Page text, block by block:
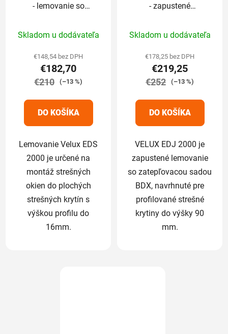
- lemovanie so
hodnotenie
produktu
je
5,0
5
hviezdičiek.
Skladom u dodávateľa
€148,54 bez DPH
€182,70
€210 (–13 %)
DO KOŠÍKA
Lemovanie Velux EDS
2000 je určené na
montáž strešných
okien do plochých
strešných krytín s
výškou profilu do
16mm.
- zapustené
hodnotenie
produktu
je
5,0
5
hviezdičiek.
Skladom u dodávateľa
€178,25 bez DPH
€219,25
€252 (–13 %)
DO KOŠÍKA
VELUX EDJ 2000 je
zapustené lemovanie
so zatepľovacou sadou
BDX, navrhnuté pre
profilované strešné
krytiny do výšky 90
mm.